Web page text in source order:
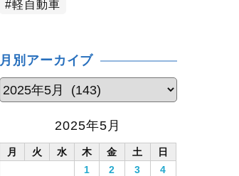
軽自動車
月別アーカイブ
2025年5月
月 火 水 木 金 土
日
1
2 3
4